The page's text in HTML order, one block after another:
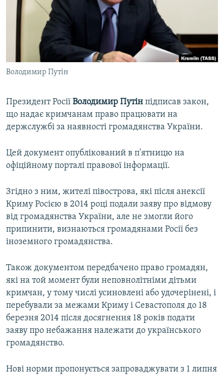
ДЕПОРТАЦІЯ
ВІДЕОУРОКИ «ELIFBE»
СВІДЧЕННЯ ОКУПАЦІЇ
УКРАЇНСЬКА ПРОБЛЕМА КРИМУ
ІНФОГРАФІКА
ЯК ОБІЙТИ БЛОКУВАННЯ
Русский
Qırımtatar
ДОЛУЧАЙСЯ!
Усі сайти RFE/RL
Володимир Путін
Президент Росії Володимир Путін підписав закон,
що надає кримчанам право працювати на
держслужбі за наявності громадянства України.
Цей документ опублікований в п'ятницю на
офіційному порталі правової інформації.
Згідно з ним, жителі півострова, які після анексії
Криму Росією в 2014 році подали заяву про відмову
від громадянства України, але не змогли його
припинити, визнаються громадянами Росії без
іноземного громадянства.
Також документом передбачено право громадян,
які на той момент були неповнолітніми дітьми
кримчан, у тому числі усиновлені або удочерінені, і
перебували за межами Криму і Севастополя до 18
березня 2014 після досягнення 18 років подати
заяву про небажання належати до українського
громадянство.
Нові норми пропонується запроваджувати з 1 липня